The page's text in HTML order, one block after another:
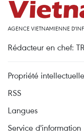
AGENCE VIETNAMIENNE
Rédacteur en chef:
Propriété intellectuelle
RSS
Langues
Service d'information